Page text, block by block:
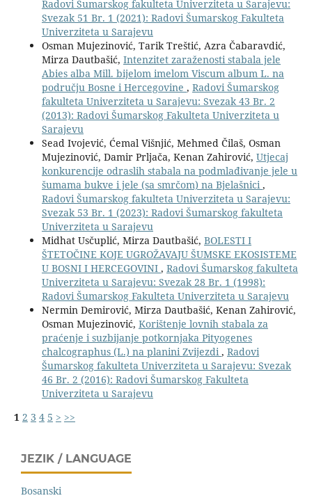
Radovi Šumarskog fakulteta Univerziteta u Sarajevu:
Svezak 51 Br. 1 (2021): Radovi Šumarskog Fakulteta
Univerziteta u Sarajevu
Osman Mujezinović, Tarik Treštić, Azra Čabaravdić,
Mirza Dautbašić, Intenzitet zaraženosti stabala jele
Abies alba Mill. bijelom imelom Viscum album L. na
području Bosne i Hercegovine , Radovi Šumarskog
fakulteta Univerziteta u Sarajevu: Svezak 43 Br. 2
(2013): Radovi Šumarskog Fakulteta Univerziteta u
Sarajevu
Sead Ivojević, Ćemal Višnjić, Mehmed Čilaš, Osman
Mujezinović, Damir Prljača, Kenan Zahirović, Utjecaj
konkurencije odraslih stabala na podmlađivanje jele u
šumama bukve i jele (sa smrčom) na Bjelašnici ,
Radovi Šumarskog fakulteta Univerziteta u Sarajevu:
Svezak 53 Br. 1 (2023): Radovi Šumarskog fakulteta
Univerziteta u Sarajevu
Midhat Usčuplić, Mirza Dautbašić, BOLESTI I
ŠTETOČINE KOJE UGROŽAVAJU ŠUMSKE EKOSISTEME
U BOSNI I HERCEGOVINI , Radovi Šumarskog fakulteta
Univerziteta u Sarajevu: Svezak 28 Br. 1 (1998):
Radovi Šumarskog Fakulteta Univerziteta u Sarajevu
Nermin Demirović, Mirza Dautbašić, Kenan Zahirović,
Osman Mujezinović, Korištenje lovnih stabala za
praćenje i suzbijanje potkornjaka Pityogenes
chalcographus (L.) na planini Zvijezdi , Radovi
Šumarskog fakulteta Univerziteta u Sarajevu: Svezak
46 Br. 2 (2016): Radovi Šumarskog Fakulteta
Univerziteta u Sarajevu
1 2 3 4 5 > >>
JEZIK / LANGUAGE
Bosanski